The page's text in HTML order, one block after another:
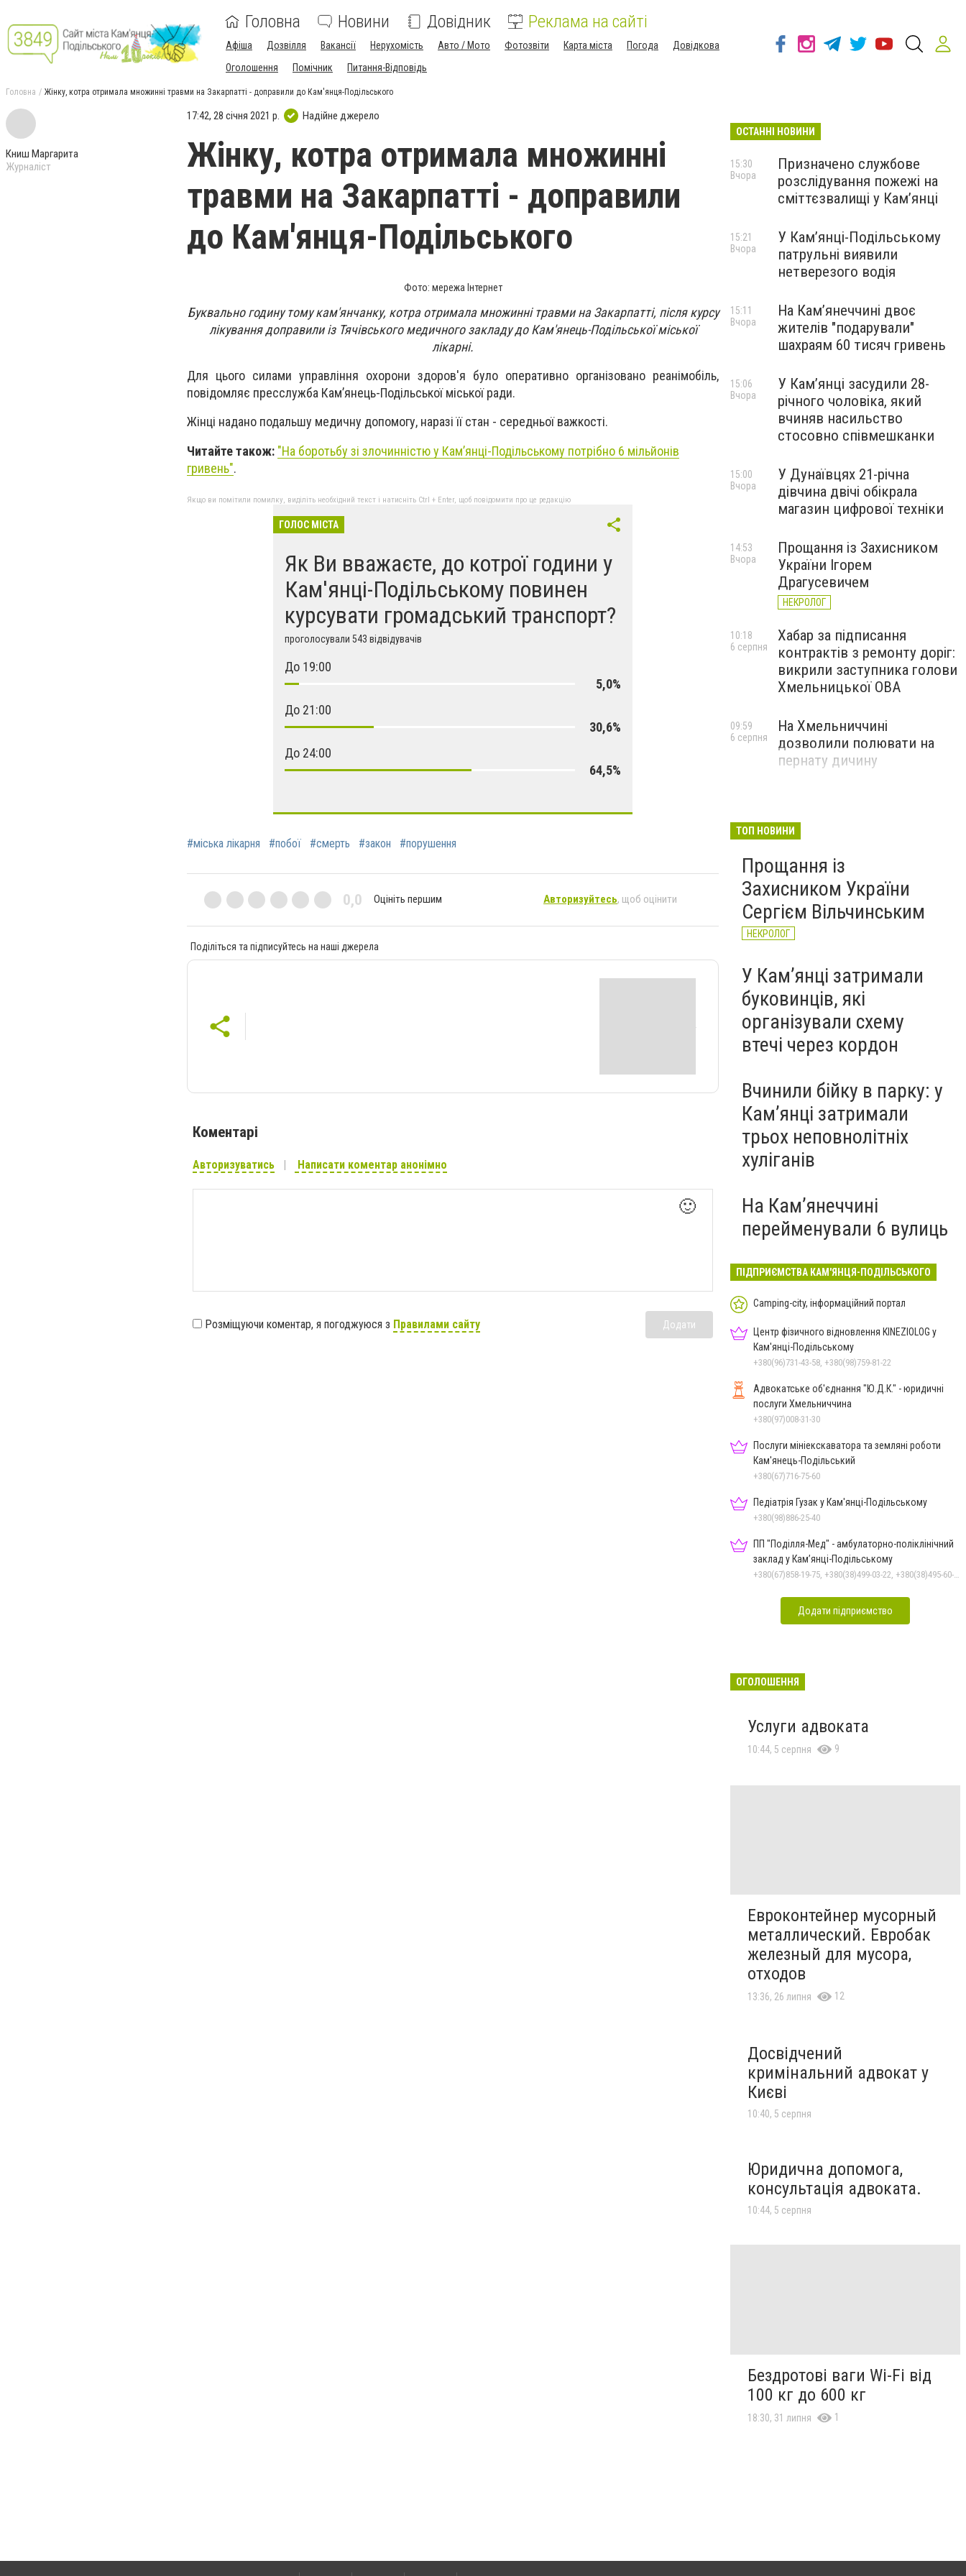
Головна Новини Довідник Реклама на сайті
Афіша Дозвілля Вакансії Нерухомість Авто / Мото Фотозвіти Карта міста Погода
Довідкова
Оголошення
Помічник Питання-Відповідь
Головна Жінку, котра отримала множинні травми на Закарпатті - доправили до Кам'янця-Подільського
Книш Маргарита
Журналіст
17:42, 28 січня 2021 р. Надійне джерело
Жінку, котра отримала множинні
травми на Закарпатті - доправили
до Кам'янця-Подільського
Фото: мережа Інтернет
Буквально годину тому кам'янчанку, котра отримала множинні травми на Закарпатті, після курсу
лікування доправили із Тячівського медичного закладу до Кам'янець-Подільської міської
лікарні.
Для цього силами управління охорони здоров'я було оперативно організовано реанімобіль,
повідомляє пресслужба Кам’янець-Подільської міської ради.
Жінці надано подальшу медичну допомогу, наразі її стан - середньої важкості.
Читайте також: "На боротьбу зі злочинністю у Кам’янці-Подільському потрібно 6 мільйонів
гривень".
Якщо ви помітили помилку, виділіть необхідний текст і натисніть Ctrl + Enter, щоб повідомити про це редакцію
ГОЛОС МІСТА
Як Ви вважаєте, до котрої години у
Кам'янці-Подільському повинен
курсувати громадський транспорт?
проголосували 543 відвідувачів
До 19:00
5,0%
До 21:00
30,6%
До 24:00
64,5%
#міська лікарня #побої #смерть #закон #порушення
0,0 Оцініть першим Авторизуйтесь, щоб оцінити
Поділіться та підписуйтесь на наші джерела
Коментарі
Авторизуватись Написати коментар анонімно
🙂
Розміщуючи коментар, я погоджуюся з Правилами сайту Додати
ОСТАННІ НОВИНИ
Призначено службове
розслідування пожежі на
сміттєзвалищі у Кам’янці
15:30
Вчора
У Кам’янці-Подільському
патрульні виявили
нетверезого водія
15:21
Вчора
На Камʼянеччині двоє
жителів "подарували"
шахраям 60 тисяч гривень
15:11
Вчора
У Камʼянці засудили 28-
річного чоловіка, який
вчиняв насильство
стосовно співмешканки
15:06
Вчора
У Дунаївцях 21-річна
дівчина двічі обікрала
магазин цифрової техніки
15:00
Вчора
Прощання із Захисником
України Ігорем
Драгусевичем
НЕКРОЛОГ
14:53
Вчора
Хабар за підписання
контрактів з ремонту доріг:
викрили заступника голови
Хмельницької ОВА
10:18
6 серпня
На Хмельниччині
дозволили полювати на
пернату дичину
09:59
6 серпня
ТОП НОВИНИ
Прощання із
Захисником України
Сергієм Вільчинським
НЕКРОЛОГ
У Кам’янці затримали
буковинців, які
організували схему
втечі через кордон
Вчинили бійку в парку: у
Кам’янці затримали
трьох неповнолітніх
хуліганів
На Камʼянеччині
перейменували 6 вулиць
ПІДПРИЄМСТВА КАМ'ЯНЦЯ-ПОДІЛЬСЬКОГО
Camping-city, інформаційний портал
Центр фізичного відновлення KINEZIOLOG у
Кам'янці-Подільському
+380(96)731-43-58, +380(98)759-81-22
Адвокатське об'єднання "Ю.Д.К." - юридичні
послуги Хмельниччина
+380(97)008-31-30
Послуги мініекскаватора та земляні роботи
Кам'янець-Подільський
+380(67)716-75-60
Педіатрія Гузак у Кам'янці-Подільському
+380(98)886-25-40
ПП "Поділля-Мед" - амбулаторно-поліклінічний
заклад у Кам’янці-Подільському
+380(67)858-19-75, +380(38)499-03-22, +380(38)495-60-27
Додати підприємство
ОГОЛОШЕННЯ
Услуги адвоката
10:44, 5 серпня 9
Евроконтейнер мусорный
металлический. Евробак
железный для мусора,
отходов
13:36, 26 липня 12
Досвідчений
кримінальний адвокат у
Києві
10:40, 5 серпня
Юридична допомога,
консультація адвоката.
10:44, 5 серпня
Бездротові ваги Wi-Fi від
100 кг до 600 кг
18:30, 31 липня 1